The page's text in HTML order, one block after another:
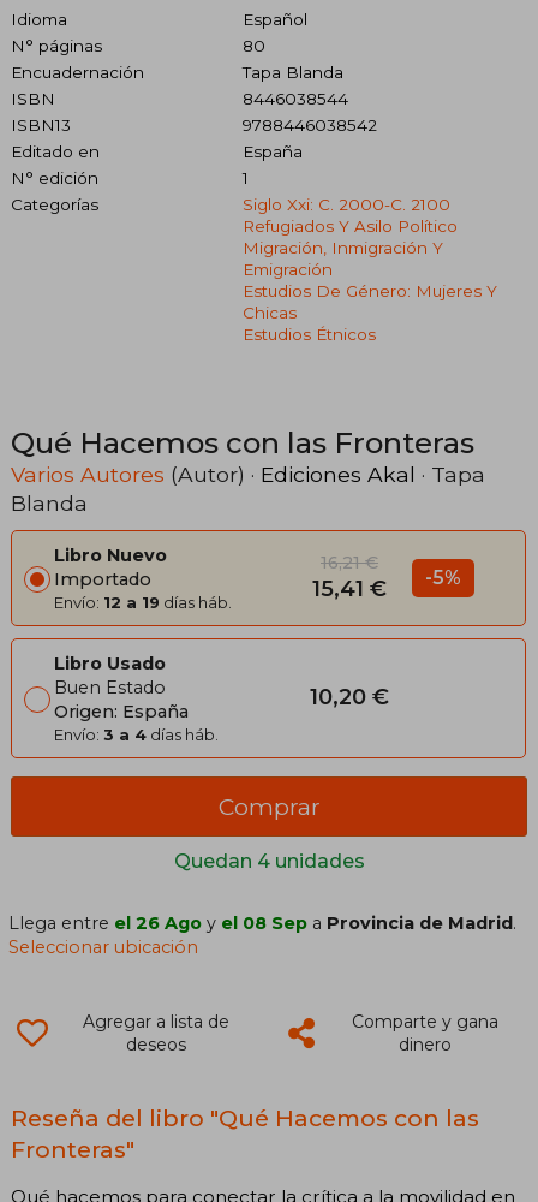
Idioma
Español
N° páginas
80
Encuadernación
Tapa Blanda
ISBN
8446038544
ISBN13
9788446038542
Editado en
España
N° edición
1
Categorías
Siglo Xxi: C. 2000-C. 2100
Refugiados Y Asilo Político
Migración, Inmigración Y
Emigración
Estudios De Género: Mujeres Y
Chicas
Estudios Étnicos
Qué Hacemos con las Fronteras
Varios Autores (Autor) · Ediciones Akal · Tapa
Blanda
Libro Nuevo
Importado
Envío: 12 a 19 días háb.
16,21 €
15,41 € -5%
Libro Usado
Buen Estado
Origen: España
Envío: 3 a 4 días háb.
10,20 €
Quedan 4 unidades
Comprar
Llega entre el 26 Ago y el 08 Sep a Provincia de Madrid.
Seleccionar ubicación
Agregar a lista de
deseos
Comparte y gana
dinero
Reseña del libro "Qué Hacemos con las
Fronteras"
Qué hacemos para conectar la crítica a la movilidad en